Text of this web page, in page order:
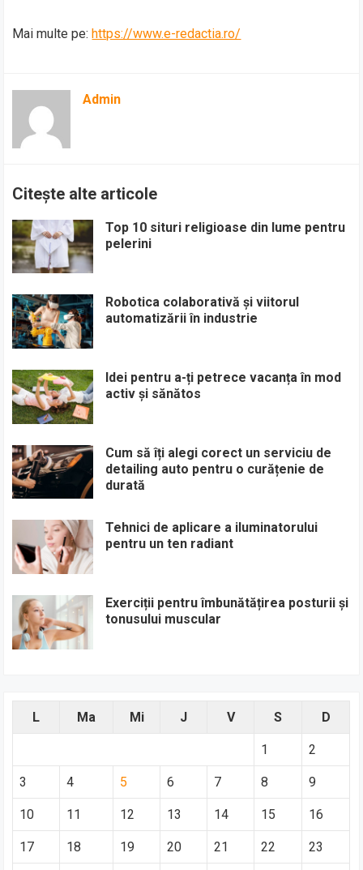
Mai multe pe:https://www.e-redactia.ro/
Admin
Citește alte articole
Top 10 situri religioase din lume pentru
pelerini
Robotica colaborativă și viitorul
automatizării în industrie
Idei pentru a-ți petrece vacanța în mod
activ și sănătos
Cum să îți alegi corect un serviciu de
detailing auto pentru o curățenie de
durată
Tehnici de aplicare a iluminatorului
pentru un ten radiant
Exerciții pentru îmbunătățirea posturii și
tonusului muscular
L Ma Mi J V S D
1 2
3 4 5 6 7 8 9
10 11 12 13 14 15 16
17 18 19 20 21 22 23